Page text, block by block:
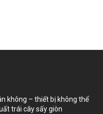
không – thiết bị không thể
trái cây sấy giòn